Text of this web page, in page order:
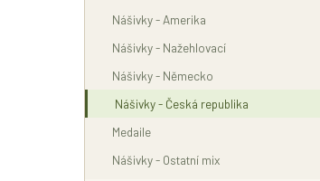
Nášivky - Amerika
Nášivky - Nažehlovací
Nášivky - Německo
Nášivky - Česká republika
Medaile
Nášivky - Ostatní mix